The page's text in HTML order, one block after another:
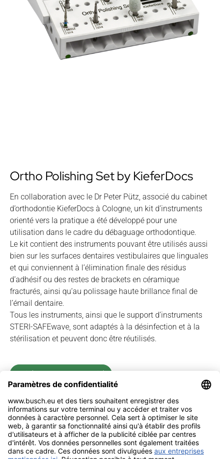
Ortho Polishing Set by KieferDocs
En collaboration avec le Dr Peter Pütz, associé du cabinet
d’orthodontie KieferDocs à Cologne, un kit d’instruments
orienté vers la pratique a été développé pour une
utilisation dans le cadre du débaguage orthodontique.
Le kit contient des instruments pouvant être utilisés aussi
bien sur les surfaces dentaires vestibulaires que linguales
et qui conviennent à l’élimination finale des résidus
d’adhésif ou des restes de brackets en céramique
fracturés, ainsi qu’au polissage haute brillance final de
l’émail dentaire.
Tous les instruments, ainsi que le support d’instruments
STERI-SAFEwave, sont adaptés à la désinfection et à la
stérilisation et peuvent donc être réutilisés.
Voir les prospectus spécial